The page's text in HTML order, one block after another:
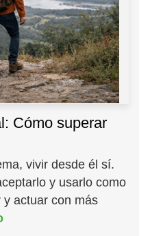
Cómo superar
vivir desde él sí.
y usarlo como
actuar con más